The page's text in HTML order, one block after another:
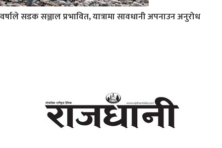
वर्षाले सडक सञ्जाल प्रभावित, यात्रामा सावधानी अपनाउन अनुरोध